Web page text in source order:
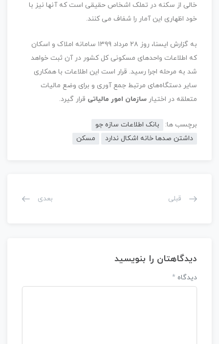
خالی از سکنه در تملک اشخاص حقیقی است که آنها نیز با
خود اظهاری این آمار را شفاف می کنند.
به گزارش ایسنا، روز ۲۸ مرداد ۱۳۹۹ سامانه املاک و اسکان
که اطلاعات واحدهای مسکونی کل کشور در آن ثبت خواهد
شد به مرحله اجرا رسید. قرار است این اطلاعات با همکاری
سایر دستگاه‌های مرتبط جمع آوری و برای وضع مالیات
متعلقه در اختیار سازمان امور مالیاتی قرار گیرد.
برچسب ها:
بانک اطلاعات سازه جو
داشتن صدها خانه اشکال ندارد
مسکن
قبلی بعدی
دیدگاهتان را بنویسید
دیدگاه *